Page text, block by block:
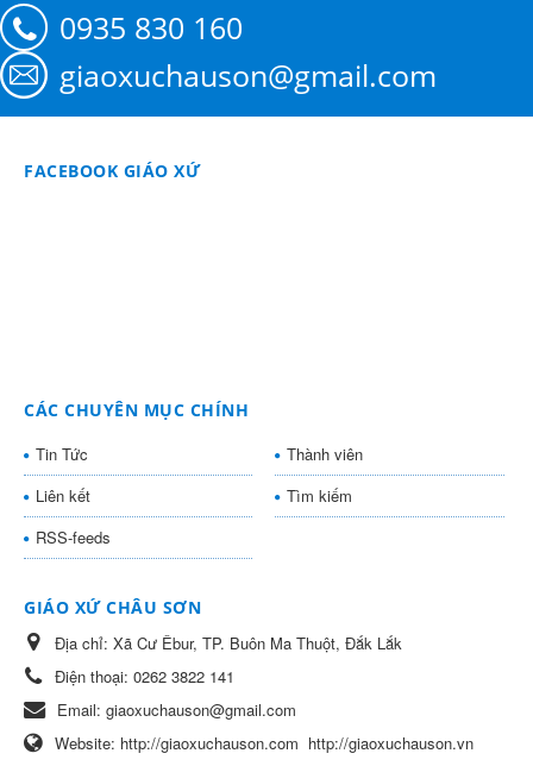
0935 830 160
giaoxuchauson@gmail.com
FACEBOOK GIÁO XỨ
CÁC CHUYÊN MỤC CHÍNH
Tin Tức
Thành viên
Liên kết
Tìm kiếm
RSS-feeds
GIÁO XỨ CHÂU SƠN
Địa chỉ: Xã Cư Êbur, TP. Buôn Ma Thuột, Đắk Lắk
Điện thoại: 0262 3822 141
Email: giaoxuchauson@gmail.com
Website: http://giaoxuchauson.com http://giaoxuchauson.vn